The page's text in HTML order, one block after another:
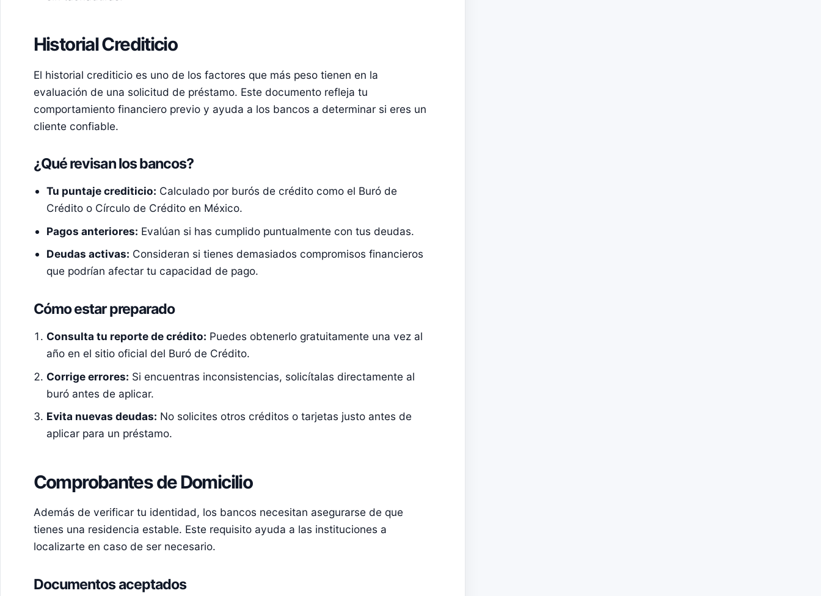
Historial Crediticio
El historial crediticio es uno de los factores que más peso tienen en la
evaluación de una solicitud de préstamo. Este documento refleja tu
comportamiento financiero previo y ayuda a los bancos a determinar si eres un
cliente confiable.
¿Qué revisan los bancos?
Tu puntaje crediticio: Calculado por burós de crédito como el Buró de
Crédito o Círculo de Crédito en México.
Pagos anteriores: Evalúan si has cumplido puntualmente con tus deudas.
Deudas activas: Consideran si tienes demasiados compromisos financieros
que podrían afectar tu capacidad de pago.
Cómo estar preparado
Consulta tu reporte de crédito: Puedes obtenerlo gratuitamente una vez al
año en el sitio oficial del Buró de Crédito.
Corrige errores: Si encuentras inconsistencias, solicítalas directamente al
buró antes de aplicar.
Evita nuevas deudas: No solicites otros créditos o tarjetas justo antes de
aplicar para un préstamo.
Comprobantes de Domicilio
Además de verificar tu identidad, los bancos necesitan asegurarse de que
tienes una residencia estable. Este requisito ayuda a las instituciones a
localizarte en caso de ser necesario.
Documentos aceptados